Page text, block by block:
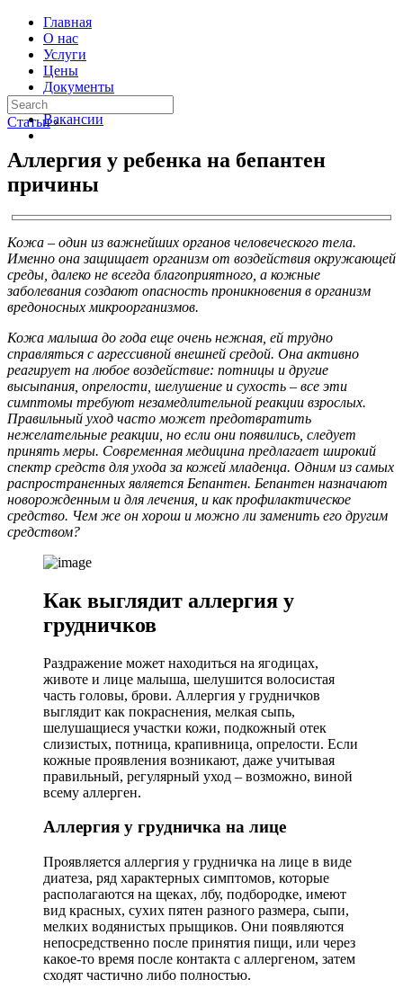
Главная
О нас
Услуги
Цены
Документы
Контакты
Вакансии
Статьи ›
Аллергия у ребенка на бепантен
причины
Кожа – один из важнейших органов человеческого тела.
Именно она защищает организм от воздействия окружающей
среды, далеко не всегда благоприятного, а кожные
заболевания создают опасность проникновения в организм
вредоносных микроорганизмов.
Кожа малыша до года еще очень нежная, ей трудно
справляться с агрессивной внешней средой. Она активно
реагирует на любое воздействие: потницы и другие
высыпания, опрелости, шелушение и сухость – все эти
симптомы требуют незамедлительной реакции взрослых.
Правильный уход часто может предотвратить
нежелательные реакции, но если они появились, следует
принять меры. Современная медицина предлагает широкий
спектр средств для ухода за кожей младенца. Одним из самых
распространенных является Бепантен. Бепантен назначают
новорожденным и для лечения, и как профилактическое
средство. Чем же он хорош и можно ли заменить его другим
средством?
Как выглядит аллергия у
грудничков
Раздражение может находиться на ягодицах,
животе и лице малыша, шелушится волосистая
часть головы, брови. Аллергия у грудничков
выглядит как покраснения, мелкая сыпь,
шелушащиеся участки кожи, подкожный отек
слизистых, потница, крапивница, опрелости. Если
кожные проявления возникают, даже учитывая
правильный, регулярный уход – возможно, виной
всему аллерген.
Аллергия у грудничка на лице
Проявляется аллергия у грудничка на лице в виде
диатеза, ряд характерных симптомов, которые
располагаются на щеках, лбу, подбородке, имеют
вид красных, сухих пятен разного размера, сыпи,
мелких водянистых прыщиков. Они появляются
непосредственно после принятия пищи, или через
какое-то время после контакта с аллергеном, затем
сходят частично либо полностью.